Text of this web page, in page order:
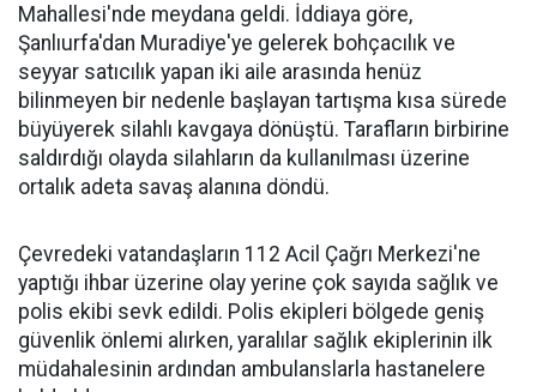
Mahallesi'nde meydana geldi. İddiaya göre,
Şanlıurfa'dan Muradiye'ye gelerek bohçacılık ve
seyyar satıcılık yapan iki aile arasında henüz
bilinmeyen bir nedenle başlayan tartışma kısa sürede
büyüyerek silahlı kavgaya dönüştü. Tarafların birbirine
saldırdığı olayda silahların da kullanılması üzerine
ortalık adeta savaş alanına döndü.
Çevredeki vatandaşların 112 Acil Çağrı Merkezi'ne
yaptığı ihbar üzerine olay yerine çok sayıda sağlık ve
polis ekibi sevk edildi. Polis ekipleri bölgede geniş
güvenlik önlemi alırken, yaralılar sağlık ekiplerinin ilk
müdahalesinin ardından ambulanslarla hastanelere